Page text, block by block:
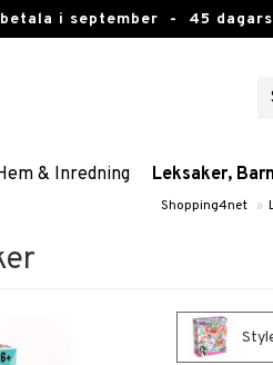
betala i september - 45
& Inredning Leksaker,
Shopping4net »